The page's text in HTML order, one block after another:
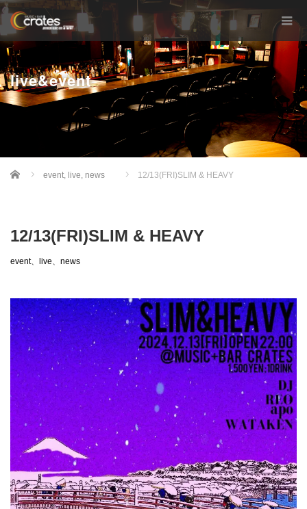
live&event
Home event, live, news 12/13(FRI)SLIM & HEAVY
12/13(FRI)SLIM & HEAVY
event、 live、 news